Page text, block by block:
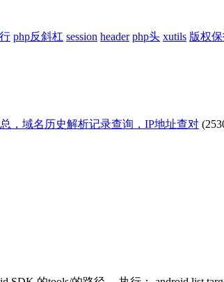
php反斜杠 session header php头 xutils 版权
，域名历史解析记录查询，IP地址查对